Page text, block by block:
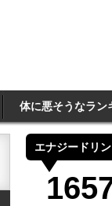
体に悪そうなラン
エナジードリ